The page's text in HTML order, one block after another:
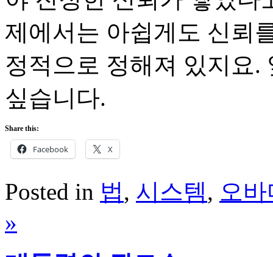
제에서는 아쉽게도 신뢰
정적으로 정해져 있지요.
싶습니다.
Share this:
Facebook X
Posted in 법, 시스템, 오
»